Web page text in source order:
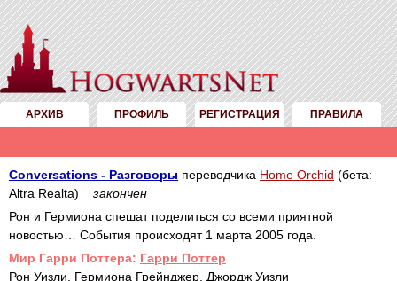
АРХИВ ПРОФИЛЬ РЕГИСТРАЦИЯ ПРАВИЛА
Conversations - Разговоры переводчика Home Orchid (бета:
Altra Realta) закончен
Рон и Гермиона спешат поделиться со всеми приятной
новостью… События происходят 1 марта 2005 года.
Mир Гарри Поттера: Гарри Поттер
Рон Уизли, Гермиона Грейнджер, Джордж Уизли